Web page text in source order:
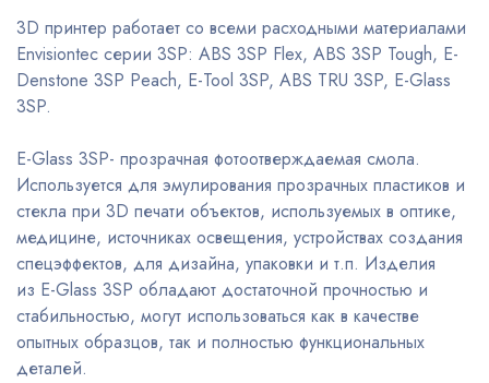
3D принтер работает со всеми расходными материалами
Envisiontec серии 3SP: ABS 3SP Flex, ABS 3SP Tough, E-
Denstone 3SP Peach, E-Tool 3SP, ABS TRU 3SP, E-Glass
3SP.
E-Glass 3SP- прозрачная фотоотверждаемая смола.
Используется для эмулирования прозрачных пластиков и
стекла при 3D печати объектов, используемых в оптике,
медицине, источниках освещения, устройствах создания
спецэффектов, для дизайна, упаковки и т.п. Изделия
из E-Glass 3SP обладают достаточной прочностью и
стабильностью, могут использоваться как в качестве
опытных образцов, так и полностью функциональных
деталей.